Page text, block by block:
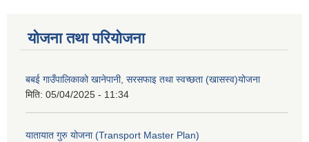
योजना तथा परियोजना
बबई गाउँपालिकाको खानेपानी, सरसफाइ तथा स्वच्छता (खासस्व)योजना
मिति: 05/04/2025 - 11:34
यातायात गुरु योजना (Transport Master Plan)